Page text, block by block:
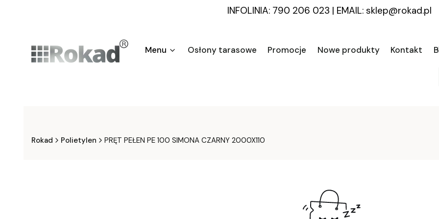
INFOLINIA: 790 206 023 | EMAIL: sklep@rokad.pl
Menu Osłony tarasowe Promocje Nowe produkty Kontakt
Rokad Polietylen PRĘT PEŁEN PE 100 SIMONA CZARNY 2000X110